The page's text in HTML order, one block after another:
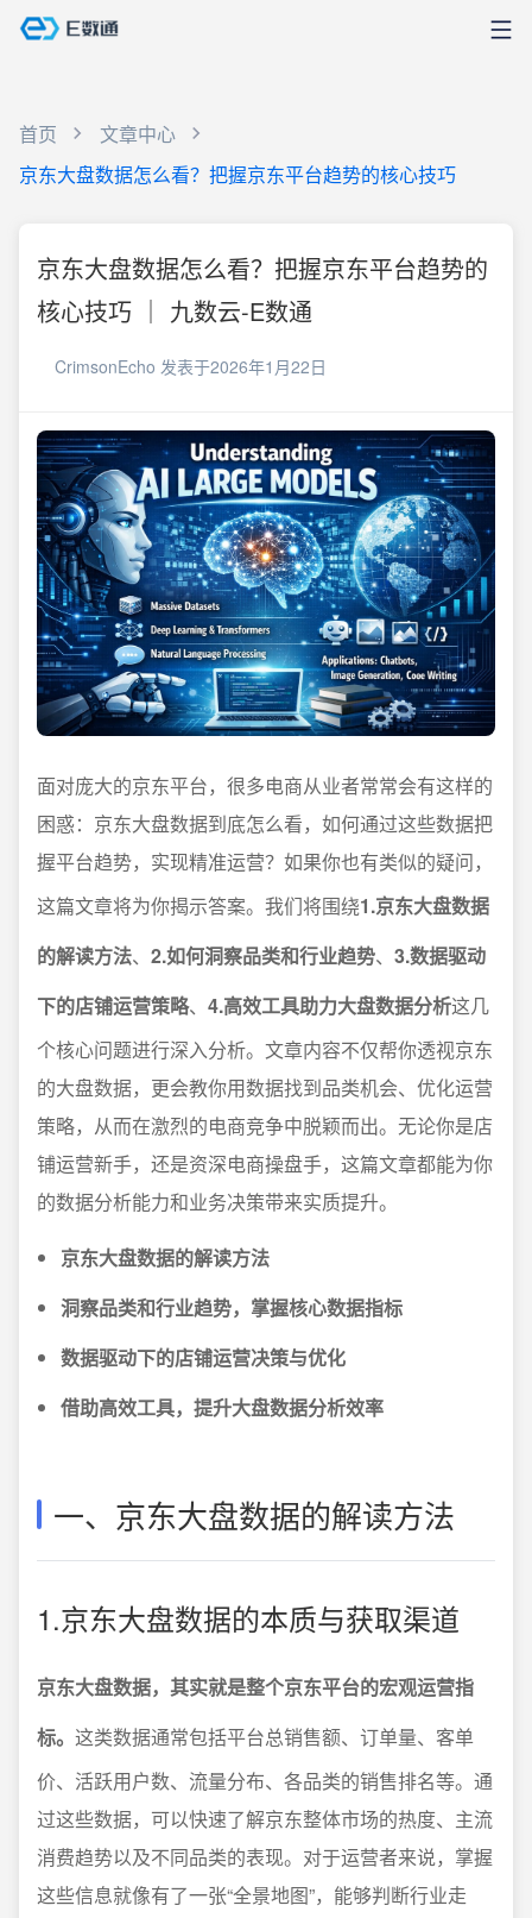
首页
文章中心
京东大盘数据怎么看？把握京东平台趋势的核心技巧
京东大盘数据怎么看？把握京东平台趋势的
核心技巧 ｜ 九数云-E数通
CrimsonEcho 发表于2026年1月22日
面对庞大的京东平台，很多电商从业者常常会有这样的
困惑：京东大盘数据到底怎么看，如何通过这些数据把
握平台趋势，实现精准运营？如果你也有类似的疑问，
这篇文章将为你揭示答案。我们将围绕1.京东大盘数据
的解读方法、 2.如何洞察品类和行业趋势、 3.数据驱动
下的店铺运营策略、 4.高效工具助力大盘数据分析这几
个核心问题进行深入分析。文章内容不仅帮你透视京东
的大盘数据，更会教你用数据找到品类机会、优化运营
策略，从而在激烈的电商竞争中脱颖而出。无论你是店
铺运营新手，还是资深电商操盘手，这篇文章都能为你
的数据分析能力和业务决策带来实质提升。
京东大盘数据的解读方法
洞察品类和行业趋势，掌握核心数据指标
数据驱动下的店铺运营决策与优化
借助高效工具，提升大盘数据分析效率
一、京东大盘数据的解读方法
1.京东大盘数据的本质与获取渠道
京东大盘数据，其实就是整个京东平台的宏观运营指
标。 这类数据通常包括平台总销售额、订单量、客单
价、活跃用户数、流量分布、各品类的销售排名等。通
过这些数据，可以快速了解京东整体市场的热度、主流
消费趋势以及不同品类的表现。对于运营者来说，掌握
这些信息就像有了一张“全景地图”，能够判断行业走